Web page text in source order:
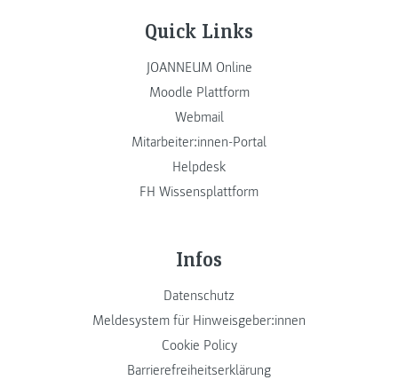
Quick Links
JOANNEUM Online
Moodle Plattform
Webmail
Mitarbeiter:innen-Portal
Helpdesk
FH Wissensplattform
Infos
Datenschutz
Meldesystem für Hinweisgeber:innen
Cookie Policy
Barrierefreiheitserklärung